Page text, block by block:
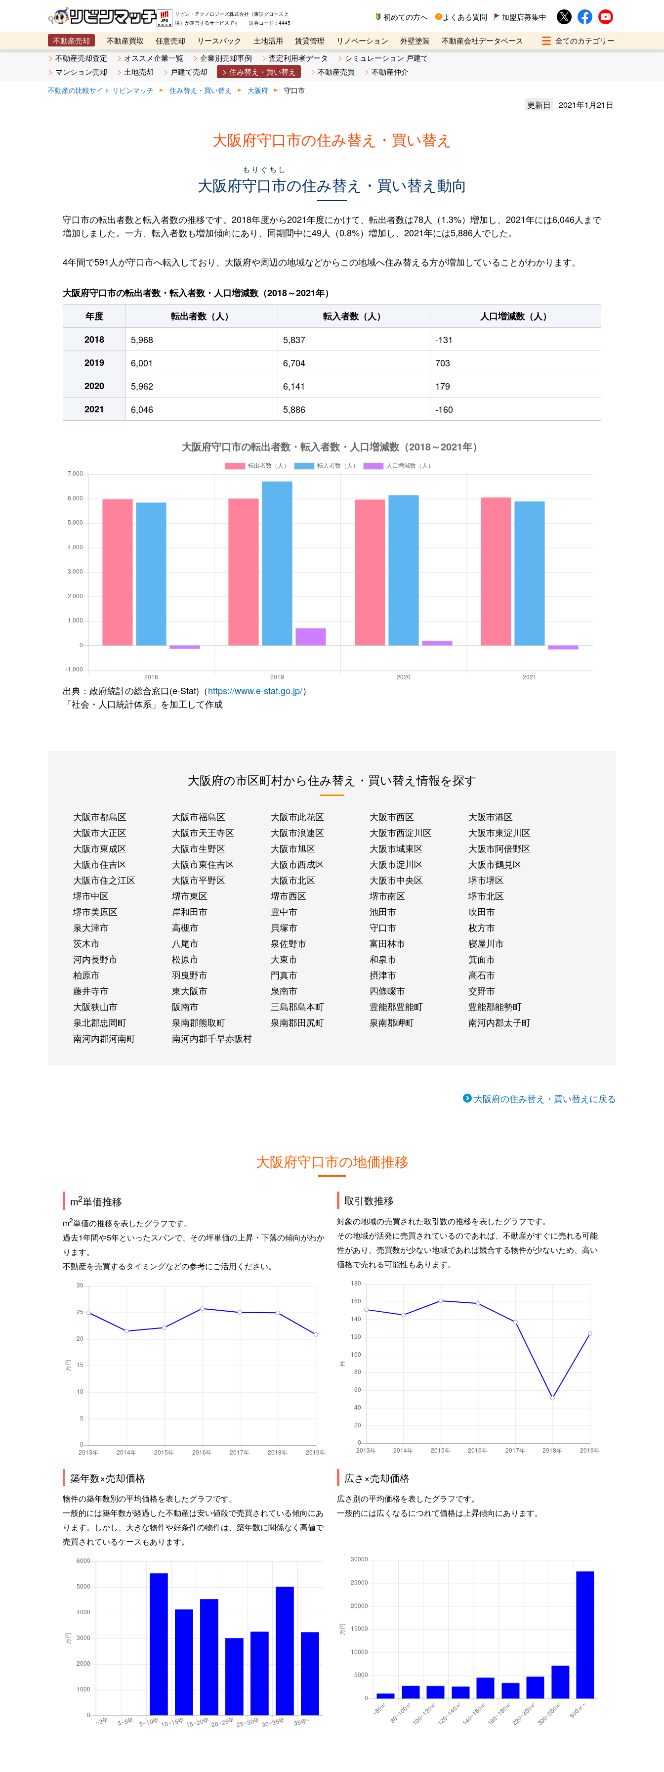
リビン・テクノロジーズ株式会社（東証グロース上
場）が運営するサービスです 証券コード：4445
初めての方へ よくある質問 加盟店募集中
不動産売却 不動産買取 任意売却 リースバック 土地活用 賃貸管理 リノベーション 外壁塗装
不動産会社データベース
メタ住宅展示場
ベスト不動産カンパニー オンライン講座 リビンマガジンBiz 不動産売却ご相談デスク
不動産売却査定 オススメ企業一覧 企業別売却事例 査定利用者データ
シミュレーション 戸建て
マンション売却
土地売却 戸建て売却 住み替え・買い替え 不動産売買 不動産仲介
不動産の比較サイト リビンマッチ 住み替え・買い替え 大阪府 守口市
更新日 2021年1月21日
大阪府守口市の住み替え・買い替え
大阪府守口市
もりぐちし
の住み替え・買い替え動向
守口市の転出者数と転入者数の推移です。2018年度から2021年度にかけて、転出者数は78人（1.3%）増加し、2021年には6,046人まで
増加しました。一方、転入者数も増加傾向にあり、同期間中に49人（0.8%）増加し、2021年には5,886人でした。
4年間で591人が守口市へ転入しており、大阪府や周辺の地域などからこの地域へ住み替える方が増加していることがわかります。
大阪府守口市の転出者数・転入者数・人口増減数（2018～2021年）
年度
転出者数（人） 転入者数（人）
人口増減数（人）
2018
5,968 5,837
-131
2019
6,001 6,704
703
2020
5,962 6,141
179
2021
6,046 5,886 -160
出典：政府統計の総合窓口(e-Stat)（https://www.e-stat.go.jp/）
「社会・人口統計体系」を加工して作成
大阪府の市区町村から住み替え・買い替え情報を探す
大阪市都島区 大阪市福島区 大阪市此花区 大阪市西区
大阪市港区
大阪市大正区
大阪市天王寺区 大阪市浪速区 大阪市西淀川区
大阪市東淀川区
大阪市東成区
大阪市生野区 大阪市旭区 大阪市城東区
大阪市阿倍野区
大阪市住吉区
大阪市東住吉区 大阪市西成区 大阪市淀川区
大阪市鶴見区
大阪市住之江区
大阪市平野区 大阪市北区 大阪市中央区
堺市堺区
堺市中区
堺市東区 堺市西区 堺市南区
堺市北区
堺市美原区
岸和田市 豊中市 池田市
吹田市
泉大津市
高槻市 貝塚市 守口市
枚方市
茨木市
八尾市 泉佐野市 富田林市
寝屋川市
河内長野市
松原市 大東市 和泉市
箕面市
柏原市
羽曳野市 門真市 摂津市
高石市
藤井寺市
東大阪市 泉南市 四條畷市
交野市
大阪狭山市
阪南市 三島郡島本町 豊能郡豊能町
豊能郡能勢町
泉北郡忠岡町
泉南郡熊取町 泉南郡田尻町 泉南郡岬町
南河内郡太子町
南河内郡河南町
南河内郡千早赤阪村
大阪府の住み替え・買い替えに戻る
大阪府守口市の地価推移
m2単価推移
m2単価の推移を表したグラフです。
過去1年間や5年といったスパンで、その坪単価の上昇・下落の傾向がわか
ります。
不動産を売買するタイミングなどの参考にご活用ください。
取引数推移
対象の地域の売買された取引数の推移を表したグラフです。
その地域が活発に売買されているのであれば、不動産がすぐに売れる可能
性があり、売買数が少ない地域であれば競合する物件が少ないため、高い
価格で売れる可能性もあります。
築年数×売却価格
物件の築年数別の平均価格を表したグラフです。
一般的には築年数が経過した不動産は安い値段で売買されている傾向にあ
ります。しかし、大きな物件や好条件の物件は、築年数に関係なく高値で
売買されているケースもあります。
広さ×売却価格
広さ別の平均価格を表したグラフです。
一般的には広くなるにつれて価格は上昇傾向にあります。